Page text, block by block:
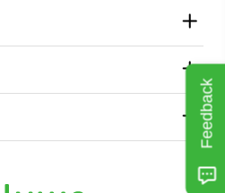
Feedback